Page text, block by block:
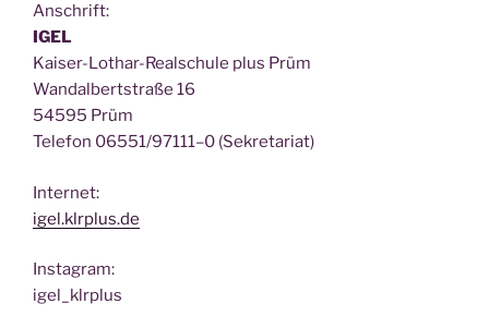
Anschrift:
IGEL
Kai­ser-Lothar-Real­schu­le plus Prüm
Wan­dal­bert­stra­ße 16
54595 Prüm
Tele­fon 06551/97111–0 (Sekre­ta­ri­at)
Inter­net:
igel.klrplus.de
Insta­gram:
igel_klrplus